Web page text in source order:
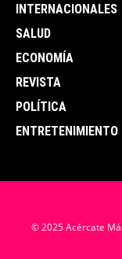
INTERNACIONALES
SALUD
ECONOMÍA
REVISTA
POLÍTICA
ENTRETENIMIENTO
© 2025 Acércate